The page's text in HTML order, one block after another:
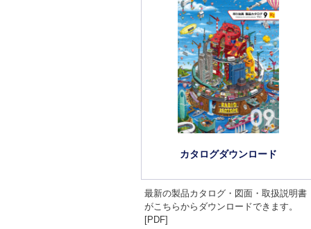
カタログダウンロード
最新の製品カタログ・図面・取扱説明書
がこちらからダウンロードできます。
[PDF]